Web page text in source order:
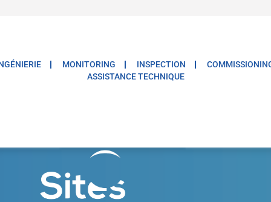
MONITORING INSPECTION
ASSISTANCE TECHNIQUE